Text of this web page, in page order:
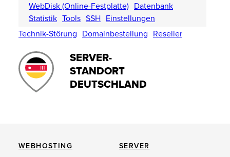
WebDisk (Online-Festplatte) Datenbank
Statistik Tools SSH Einstellungen
Technik-Störung Domainbestellung Reseller
SERVER-
STANDORT
DEUTSCHLAND
WEBHOSTING SERVER